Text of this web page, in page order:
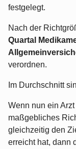
festgelegt.
Nach der
Quartal
verordnen.
Im Durchschnitt
Wenn nun ein
maßgebliches
gleichzeitig den
erreicht hat, dann